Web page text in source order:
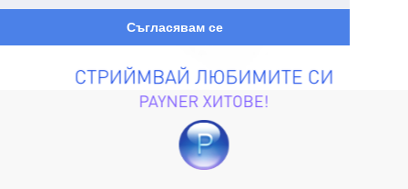
Съгласявам се